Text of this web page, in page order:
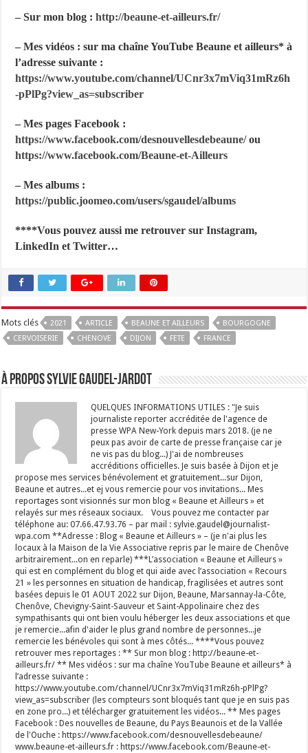
– Sur mon blog :http://beaune-et-ailleurs.fr/
– Mes vidéos : sur ma chaîne YouTube Beaune et ailleurs* à
l’adresse suivante :
https://www.youtube.com/channel/UCnr3x7mViq31mRz6h
-pPlPg?view_as=subscriber
– Mes pages Facebook :
https://www.facebook.com/desnouvellesdebeaune/ou
https://www.facebook.com/Beaune-et-Ailleurs
– Mes albums :
https://public.joomeo.com/users/sgaudel/albums
****Vous pouvez aussi me retrouver sur Instagram,
LinkedIn et Twitter…
Mots clés 2021 ARTICLE BEAUNE ET AILLEURS
BOURGOGNE
CERVOISERIE
CHENOVE DIJON FETE FRANCE
À propos Sylvie GAUDEL-JARDOT
QUELQUES INFORMATIONS UTILES : "Je suis
journaliste reporter accréditée de l'agence de
presse WPA New-York depuis mars 2018. (je ne
peux pas avoir de carte de presse française car je
ne vis pas du blog...) J'ai de nombreuses
accréditions officielles. Je suis basée à Dijon et je
propose mes services bénévolement et gratuitement...sur Dijon,
Beaune et autres...et ej vous remercie pour vos invitations... Mes
reportages sont visionnés sur mon blog « Beaune et Ailleurs » et
relayés sur mes réseaux sociaux. Vous pouvez me contacter par
téléphone au: 07.66.47.93.76 – par mail : sylvie.gaudel@journalist-
wpa.com **Adresse : Blog « Beaune et Ailleurs » – (je n'ai plus les
locaux à la Maison de la Vie Associative repris par le maire de Chenôve
arbitrairement...on en reparle) ***L’association « Beaune et Ailleurs »
qui est en complément du blog et qui aide avec l’association « Recours
21 » les personnes en situation de handicap, fragilisées et autres sont
basées depuis le 01 AOUT 2022 sur Dijon, Beaune, Marsannay-la-Côte,
Chenôve, Chevigny-Saint-Sauveur et Saint-Appolinaire chez des
sympathisants qui ont bien voulu héberger les deux associations et que
je remercie...afin d'aider le plus grand nombre de personnes...je
remercie les bénévoles qui sont à mes côtés... ****Vous pouvez
retrouver mes reportages : ** Sur mon blog : http://beaune-et-
ailleurs.fr/ ** Mes vidéos : sur ma chaîne YouTube Beaune et ailleurs* à
l’adresse suivante :
https://www.youtube.com/channel/UCnr3x7mViq31mRz6h-pPlPg?
view_as=subscriber (les compteurs sont bloqués tant que je en suis pas
en zone pro...) et télécharger gratuitement les vidéos... ** Mes pages
Facebook : Des nouvelles de Beaune, du Pays Beaunois et de la Vallée
de l'Ouche : https://www.facebook.com/desnouvellesdebeaune/
www.beaune-et-ailleurs.fr : https://www.facebook.com/Beaune-et-